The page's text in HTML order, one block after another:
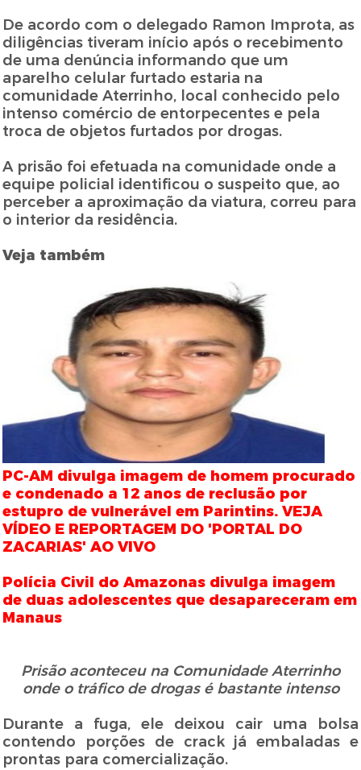
De acordo com o delegado Ramon Improta, as
diligências tiveram início após o recebimento
de uma denúncia informando que um
aparelho celular furtado estaria na
comunidade Aterrinho, local conhecido pelo
intenso comércio de entorpecentes e pela
troca de objetos furtados por drogas.
A prisão foi efetuada na comunidade onde a
equipe policial identificou o suspeito que, ao
perceber a aproximação da viatura, correu para
o interior da residência.
Veja também
PC-AM divulga imagem de homem procurado
e condenado a 12 anos de reclusão por
estupro de vulnerável em Parintins. VEJA
VÍDEO E REPORTAGEM DO 'PORTAL DO
ZACARIAS' AO VIVO
Polícia Civil do Amazonas divulga imagem
de duas adolescentes que desapareceram em
Manaus
Prisão aconteceu na Comunidade Aterrinho
onde o tráfico de drogas é bastante intenso
Durante a fuga, ele deixou cair uma bolsa
contendo porções de crack já embaladas e
prontas para comercialização.